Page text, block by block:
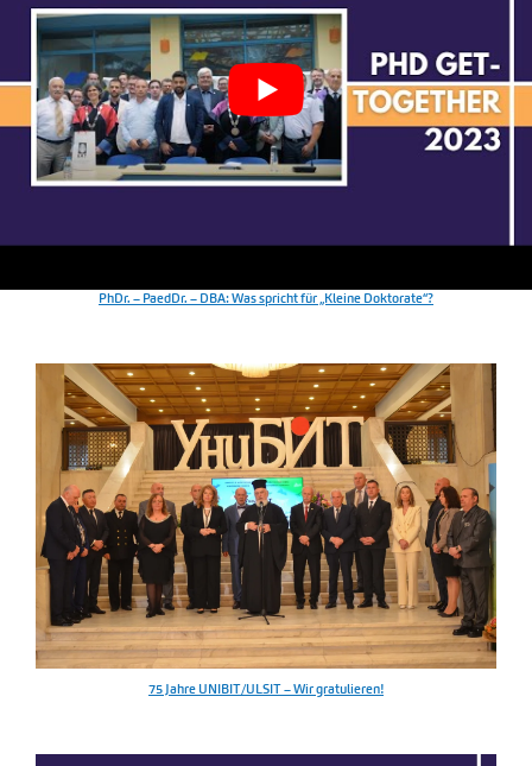
PhDr. – PaedDr. – DBA: Was spricht für „Kleine Doktorate“?
75 Jahre UNIBIT/ULSIT – Wir gratulieren!